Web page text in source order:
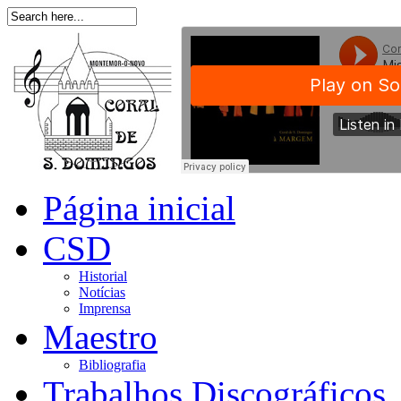
Página inicial
CSD
Historial
Notícias
Imprensa
Maestro
Bibliografia